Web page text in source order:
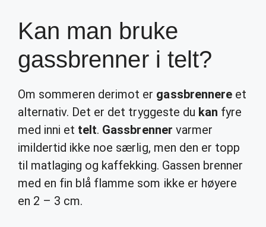
Kan man bruke
gassbrenner i telt?
Om sommeren derimot er gassbrennereet
alternativ. Det er det tryggeste du kan fyre
med inni et telt. Gassbrenner varmer
imildertid ikke noe særlig, men den er topp
til matlaging og kaffekking. Gassen brenner
med en fin blå flamme som ikke er høyere
en 2 – 3 cm.